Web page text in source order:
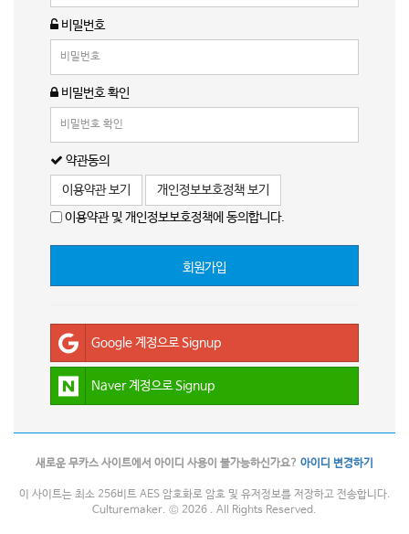
비밀번호
비밀번호 확인
약관동의
이용약관 보기
개인정보보호정책 보기
이용약관 및 개인정보보호정책에 동의합니다.
회원가입
Google 계정으로 Signup
Naver 계정으로 Signup
새로운 무카스 사이트에서 아이디 사용이 불가능하신가요? 아이디 변경하기
이 사이트는 최소 256비트 AES 암호화로 암호 및 유저정보를 저장하고 전송합니다.
Culturemaker. © 2026 . All Rights Reserved.